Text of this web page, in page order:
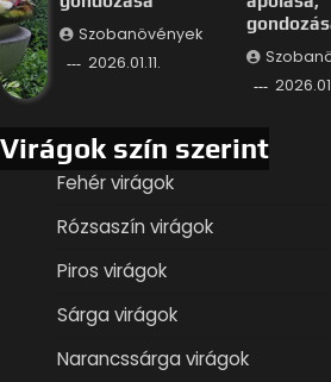
Szobanövények
2026.01.11.
Virágok szín szerint
Fehér virágok
Rózsaszín virágok
Piros virágok
Sárga virágok
Narancssárga virágok